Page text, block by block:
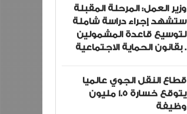
وزير العمل: المرحلة المقبلة
ستشهد إجراء دراسة شاملة
لتوسيع قاعدة المشمولين
بقانون الحماية الاجتماعية .
قطاع النقل الجوي عالميا
يتوقع خسارة 1.5 مليون
وظيفة